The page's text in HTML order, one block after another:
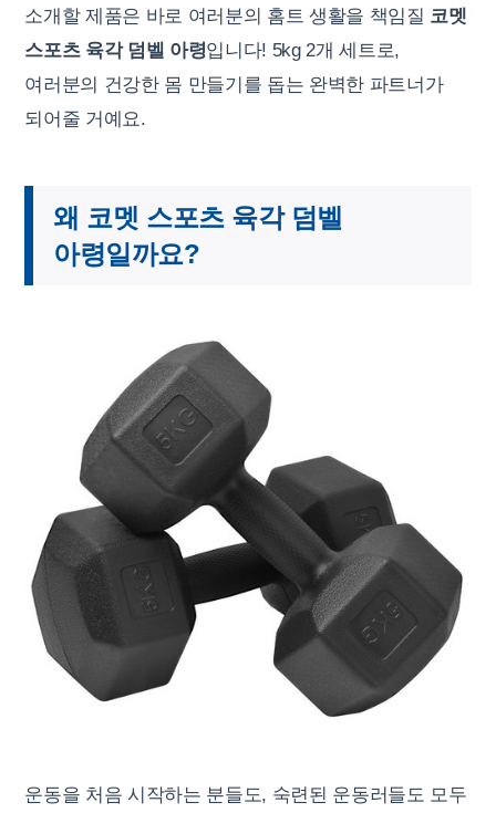
소개할 제품은 바로 여러분의 홈트 생활을 책임질 코멧
스포츠 육각 덤벨 아령입니다! 5kg 2개 세트로,
여러분의 건강한 몸 만들기를 돕는 완벽한 파트너가
되어줄 거예요.
왜 코멧 스포츠 육각 덤벨
아령일까요?
운동을 처음 시작하는 분들도, 숙련된 운동러들도 모두